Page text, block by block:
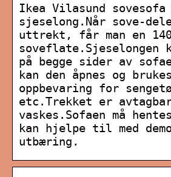
Ikea Vilasund sovesofa
sjeselong.Når sove-
uttrekt, får man en
soveflate.Sjeselongen
på begge sider av
kan den åpnes og
oppbevaring for
etc.Trekket er
vaskes.Sofaen må
kan hjelpe til med
utbæring.